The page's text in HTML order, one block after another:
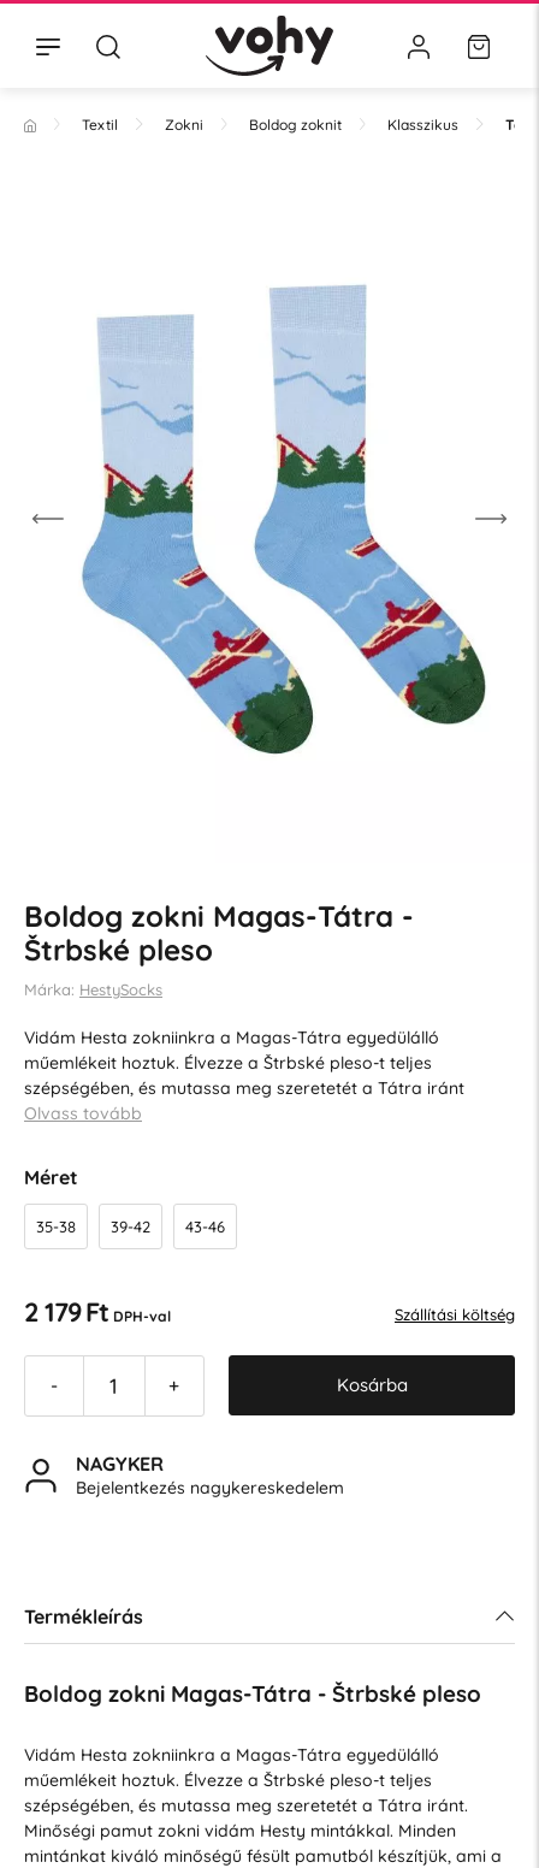
Textil Zokni Boldog zoknit Klasszikus
Boldog zokni Magas-Tátra -
Štrbské pleso
Márka: HestySocks
Vidám Hesta zokniinkra a Magas-Tátra egyedülálló
műemlékeit hoztuk. Élvezze a Štrbské pleso-t teljes
szépségében, és mutassa meg szeretetét a Tátra iránt
Olvass tovább
Méret
35-38 39-42 43-46
2 179 Ft DPH-val Szállítási költség
- + Kosárba
NAGYKER
Bejelentkezés nagykereskedelem
Termékleírás
Boldog zokni Magas-Tátra - Štrbské pleso
Vidám Hesta zokniinkra a Magas-Tátra egyedülálló
műemlékeit hoztuk. Élvezze a Štrbské pleso-t teljes
szépségében, és mutassa meg szeretetét a Tátra iránt.
Minőségi pamut zokni vidám Hesty mintákkal. Minden
mintánkat kiváló minőségű fésült pamutból készítjük, ami a